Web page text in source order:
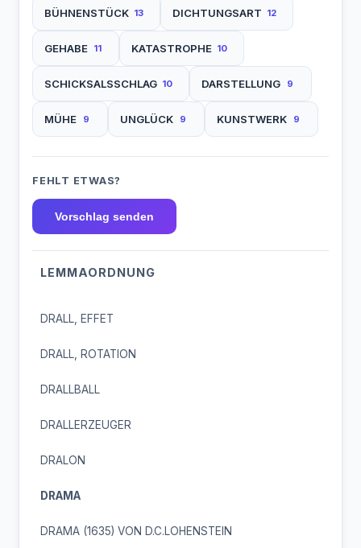
BÜHNENSTÜCK 13 DICHTUNGSART 12
GEHABE 11 KATASTROPHE 10
SCHICKSALSSCHLAG 10 DARSTELLUNG 9
MÜHE 9 UNGLÜCK 9 KUNSTWERK 9
FEHLT ETWAS?
Vorschlag senden
LEMMAORDNUNG
DRALL, EFFET
DRALL, ROTATION
DRALLBALL
DRALLERZEUGER
DRALON
DRAMA
DRAMA (1635) VON D.C.LOHENSTEIN